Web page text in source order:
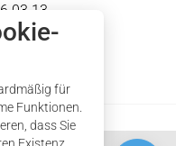
03 13
SIE UNSfür
Funktionen.
dass Sie